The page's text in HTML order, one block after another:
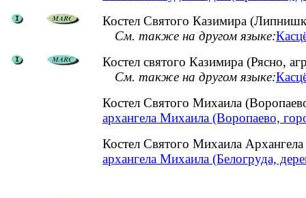
Костел Святого Казимира
См. также на другом языке:
Костел святого Казимира (Рясно,
См. также на другом языке:
Костел Святого Михаила
архангела Михаила (Воропаево,
Костел Святого Михаила
архангела Михаила (Белогруда,